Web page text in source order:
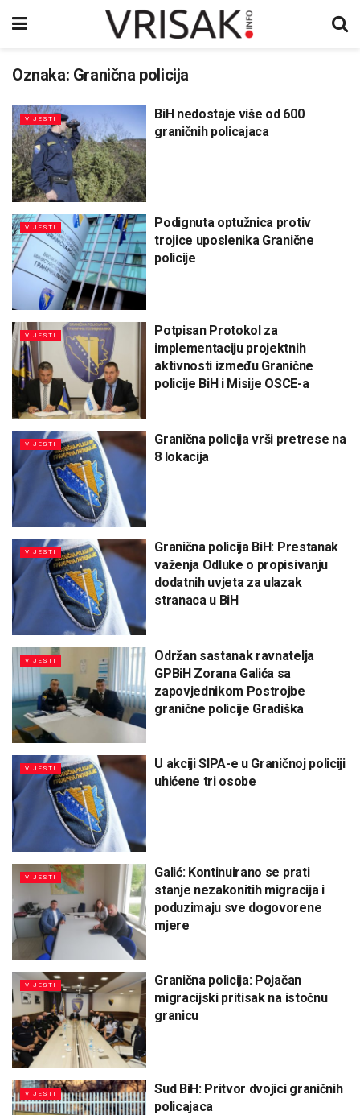
Oznaka: Granična policija
VIJESTI
BiH nedostaje više od 600
graničnih policajaca
VIJESTI
Podignuta optužnica protiv
trojice uposlenika Granične
policije
VIJESTI
Potpisan Protokol za
implementaciju projektnih
aktivnosti između Granične
policije BiH i Misije OSCE-a
VIJESTI
Granična policija vrši pretrese na
8 lokacija
VIJESTI
Granična policija BiH: Prestanak
važenja Odluke o propisivanju
dodatnih uvjeta za ulazak
stranaca u BiH
VIJESTI
Održan sastanak ravnatelja
GPBiH Zorana Galića sa
zapovjednikom Postrojbe
granične policije Gradiška
VIJESTI
U akciji SIPA-e u Graničnoj policiji
uhićene tri osobe
VIJESTI
Galić: Kontinuirano se prati
stanje nezakonitih migracija i
poduzimaju sve dogovorene
mjere
VIJESTI
Granična policija: Pojačan
migracijski pritisak na istočnu
granicu
VIJESTI
Sud BiH: Pritvor dvojici graničnih
policajaca